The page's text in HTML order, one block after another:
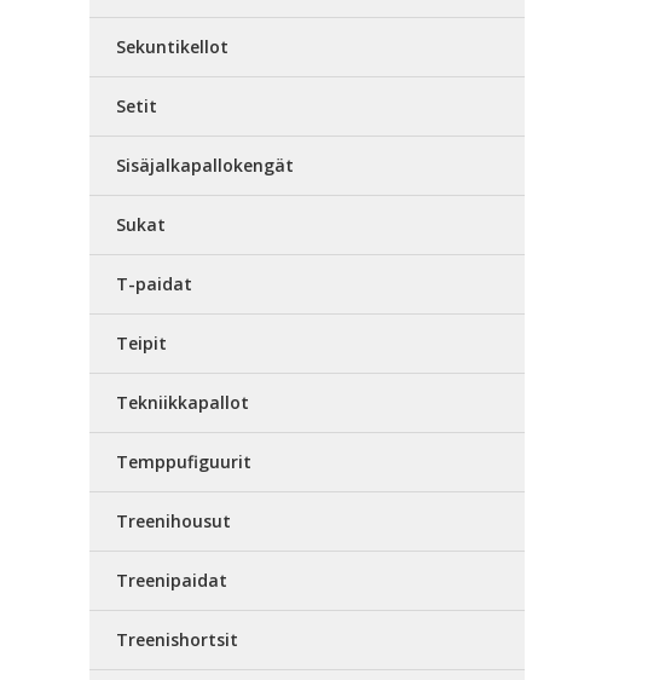
Sekuntikellot
Setit
Sisäjalkapallokengät
Sukat
T-paidat
Teipit
Tekniikkapallot
Temppufiguurit
Treenihousut
Treenipaidat
Treenishortsit